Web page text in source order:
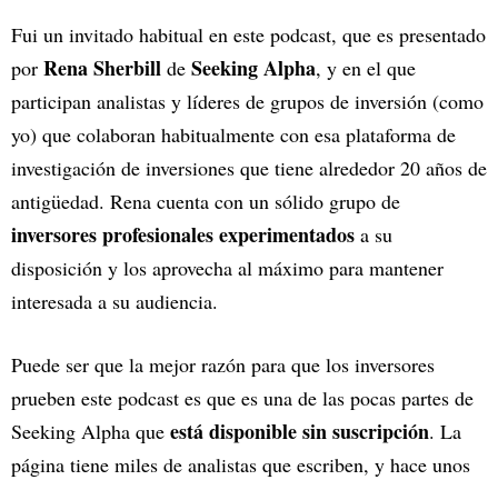
Fui un invitado habitual en este podcast, que es presentado
por Rena Sherbill de Seeking Alpha, y en el que
participan analistas y líderes de grupos de inversión (como
yo) que colaboran habitualmente con esa plataforma de
investigación de inversiones que tiene alrededor 20 años de
antigüedad. Rena cuenta con un sólido grupo de
inversores profesionales experimentados a su
disposición y los aprovecha al máximo para mantener
interesada a su audiencia.
Puede ser que la mejor razón para que los inversores
prueben este podcast es que es una de las pocas partes de
Seeking Alpha que está disponible sin suscripción. La
página tiene miles de analistas que escriben, y hace unos